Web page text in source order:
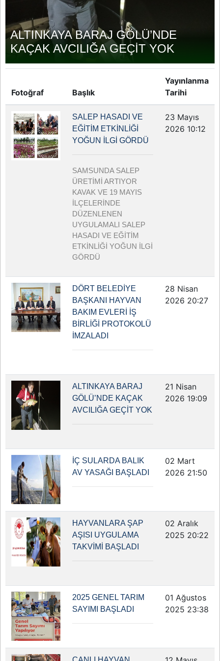
ALTINKAYA BARAJ GÖLÜ’NDE
KAÇAK AVCILIĞA GEÇİT YOK
Fotoğraf Başlık
Yayınlanma
Tarihi
SALEP HASADI VE
EĞİTİM ETKİNLİĞİ
YOĞUN İLGİ GÖRDÜ
SAMSUNDA SALEP
ÜRETİMİ ARTIYOR
KAVAK VE 19 MAYIS
İLÇELERİNDE
DÜZENLENEN
UYGULAMALI SALEP
HASADI VE EĞİTİM
ETKİNLİĞİ YOĞUN İLGİ
GÖRDÜ
23 Mayıs
2026 10:12
DÖRT BELEDİYE
BAŞKANI HAYVAN
BAKIM EVLERİ İŞ
BİRLİĞİ PROTOKOLÜ
İMZALADI
28 Nisan
2026 20:27
ALTINKAYA BARAJ
GÖLÜ’NDE KAÇAK
AVCILIĞA GEÇİT YOK
21 Nisan
2026 19:09
İÇ SULARDA BALIK
AV YASAĞI BAŞLADI
02 Mart
2026 21:50
HAYVANLARA ŞAP
AŞISI UYGULAMA
TAKVİMİ BAŞLADI
02 Aralık
2025 20:22
2025 GENEL TARIM
SAYIMI BAŞLADI
01 Ağustos
2025 23:38